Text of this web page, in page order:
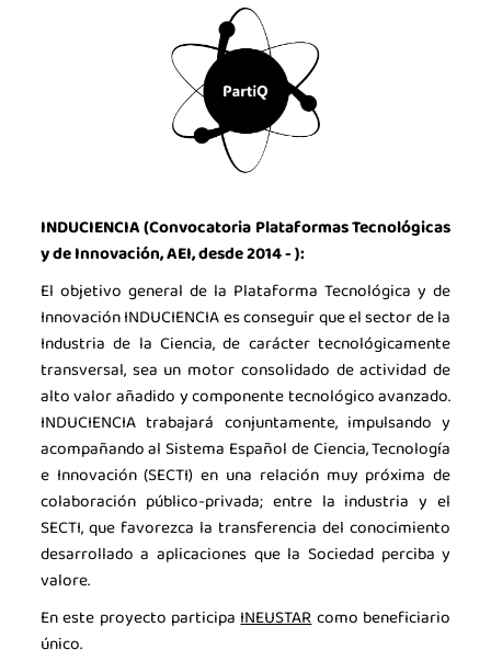
INDUCIENCIA (Convocatoria Plataformas Tecnológicas
y de Innovación, AEI, desde 2014 - ):
El objetivo general de la Plataforma Tecnológica y de
Innovación INDUCIENCIA es conseguir que el sector de la
Industria de la Ciencia, de carácter tecnológicamente
transversal, sea un motor consolidado de actividad de
alto valor añadido y componente tecnológico avanzado.
INDUCIENCIA trabajará conjuntamente, impulsando y
acompañando al Sistema Español de Ciencia, Tecnología
e Innovación (SECTI) en una relación muy próxima de
colaboración público-privada; entre la industria y el
SECTI, que favorezca la transferencia del conocimiento
desarrollado a aplicaciones que la Sociedad perciba y
valore.
En este proyecto participaINEUSTARcomo beneficiario
único.